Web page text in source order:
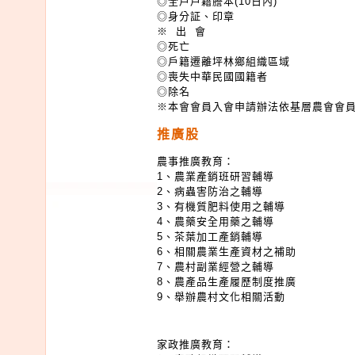
◎身分証、印章
※ 出 會
◎死亡
◎戶籍遷離坪林鄉組織區域
◎喪失中華民國國籍者
◎除名
※本會會員入會申請辦法依基層農會會
推廣股
農事推廣教育：
1、農業產銷班研習輔導
2、病蟲害防治之輔導
3、有機質肥料使用之輔導
4、農藥安全用藥之輔導
5、茶葉加工產銷輔導
6、相關農業生產資材之補助
7、農村副業經營之輔導
8、農產品生產履歷制度推廣
9、舉辦農村文化相關活動
家政推廣教育：